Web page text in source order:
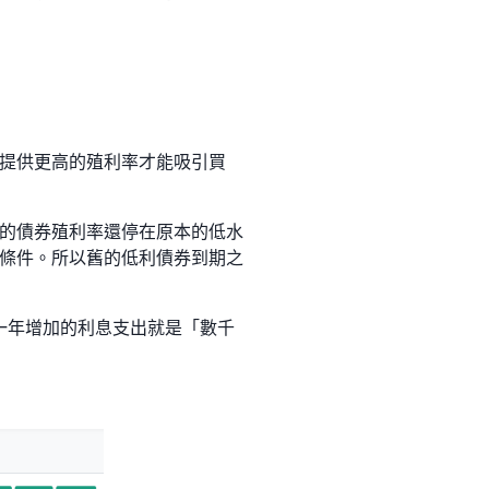
供更高的殖利率才能吸引買
債券殖利率還停在原本的低水
件。所以舊的低利債券到期之
年增加的利息支出就是「數千